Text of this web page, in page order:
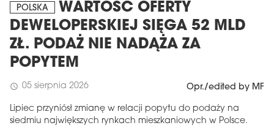
POLSKA
WARTOŚĆ OFERTY
DEWELOPERSKIEJ SIĘGA 52 MLD
ZŁ. PODAŻ NIE NADĄŻA ZA
POPYTEM
schedule 05 sierpnia 2026 Opr./edited by MF
Lipiec przyniósł zmianę w relacji popytu do podaży na
siedmiu największych rynkach mieszkaniowych w Polsce.
Wydanie 6 (308)
CZERWIEC 2026
Więcej w tym wydaniu
arrow_forward